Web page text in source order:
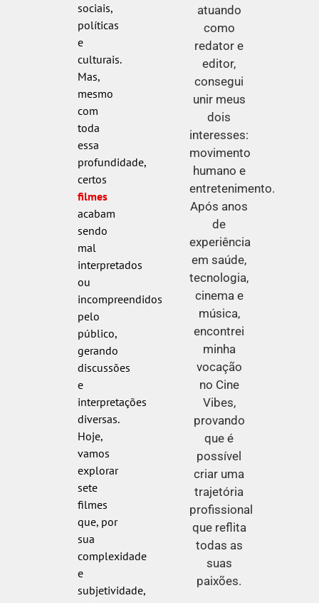
sociais,
políticas
e
culturais.
Mas,
mesmo
com
toda
essa
profundidade,
certos
filmes
acabam
sendo
mal
interpretados
ou
incompreendidos
pelo
público,
gerando
discussões
e
interpretações
diversas.
Hoje,
vamos
explorar
sete
filmes
que, por
sua
complexidade
e
subjetividade,
atuando
como
redator e
editor,
consegui
unir meus
dois
interesses:
movimento
humano e
entretenimento.
Após anos
de
experiência
em saúde,
tecnologia,
cinema e
música,
encontrei
minha
vocação
no Cine
Vibes,
provando
que é
possível
criar uma
trajetória
profissional
que reflita
todas as
suas
paixões.